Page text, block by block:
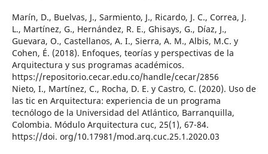
Marín, D., Buelvas, J., Sarmiento, J., Ricardo, J. C., Correa, J.
L., Martínez, G., Hernández, R. E., Ghisays, G., Díaz, J.,
Guevara, O., Castellanos, A. I., Sierra, A. M., Albis, M.C. y
Cohen, É. (2018). Enfoques, teorías y perspectivas de la
Arquitectura y sus programas académicos.
https://repositorio.cecar.edu.co/handle/cecar/2856
Nieto, I., Martínez, C., Rocha, D. E. y Castro, C. (2020). Uso de
las tic en Arquitectura: experiencia de un programa
tecnólogo de la Universidad del Atlántico, Barranquilla,
Colombia. Módulo Arquitectura cuc, 25(1), 67-84.
https://doi. org/10.17981/mod.arq.cuc.25.1.2020.03